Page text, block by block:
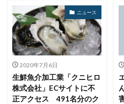
ネットワーク侵入
ノーウェア
ノートパソコン
ノートン
バージョン
ハードディスク
ハクティビズム
パケット
パスワードスプレー
パスワ
パスワード使い回し
パスワ
パスワード解除
パソコン
ニュース
2020年7月6日
生鮮魚介加工業「クニヒロ
株式会社」ECサイトに不
正アクセス 491名分のク